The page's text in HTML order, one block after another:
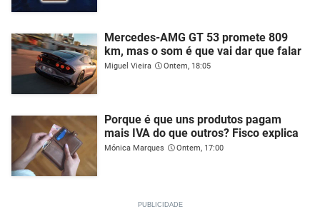
Mercedes-AMG GT 53 promete 809
km, mas o som é que vai dar que falar
Miguel Vieira Ontem, 18:05
Porque é que uns produtos pagam
mais IVA do que outros? Fisco explica
Mónica Marques Ontem, 17:00